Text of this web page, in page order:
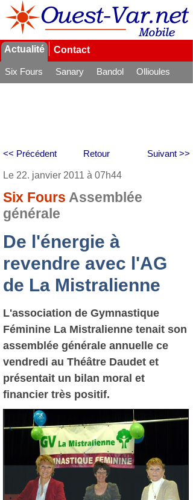
Actualité Contact
Six Fours Sanary Bandol
Ollioules
Retour
<< Précédent Suivant >>
Le 22. janvier 2011 à 07h44
Six Fours Assemblée
générale
De l'énergie à
revendre avec l'AG
de La Mistralienne
L'association de Gymnastique
Féminine La Mistralienne tenait son
assemblée générale annuelle ce
vendredi au Théâtre Daudet et
présentait un bilan moral et
financier très positif.